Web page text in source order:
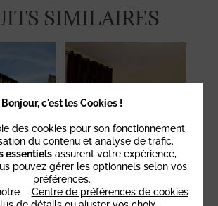
SIMILAIRES
ROMANTIQUE
Bonjour, c'est les Cookies !
des cookies pour son fonctionnement.
du contenu et analyse de trafic.
essentiels assurent votre expérience,
pouvez gérer les optionnels selon vos
préférences.
Centre de préférences de cookies